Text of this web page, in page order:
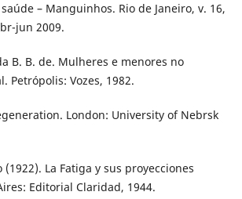
– Manguinhos. Rio de Janeiro, v. 16,
jun 2009.
B. B. de. Mulheres e menores no
Petrópolis: Vozes, 1982.
London: University of Nebrsk
(1922). La Fatiga y sus proyecciones
Editorial Claridad, 1944.